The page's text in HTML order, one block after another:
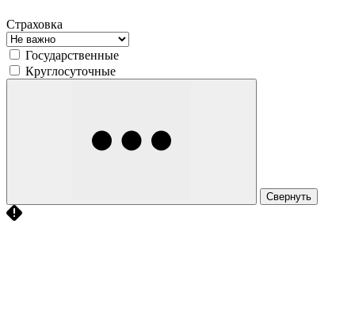
Страховка
Государственные
Круглосуточные
Свернуть